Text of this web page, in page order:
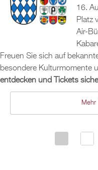
16.
Platz
Air-
Freuen Sie sich auf
besondere Kulturmomente
entdecken und Tickets
Mehr
egal
immer
wieder
können
Programmheft ist in der vhs-
Alle Informationen über die vhs
auf:https://www.bretten.de/
auf
Mehr
online
Mehr